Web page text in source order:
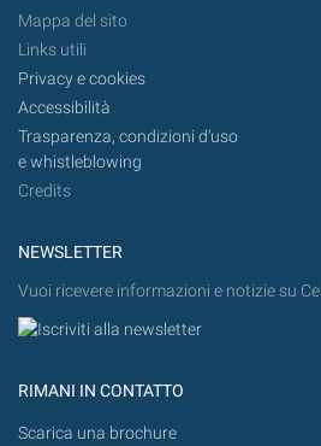
Mappa del sito
Links utili
Privacy e cookies
Accessibilità
Trasparenza, condizioni d'uso
e whistleblowing
Credits
NEWSLETTER
Vuoi ricevere informazioni e notizie su
RIMANI IN CONTATTO
Scarica una brochure